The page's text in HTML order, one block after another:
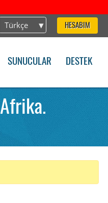
Türkçe HESABIM
SUNUCULAR DESTEK